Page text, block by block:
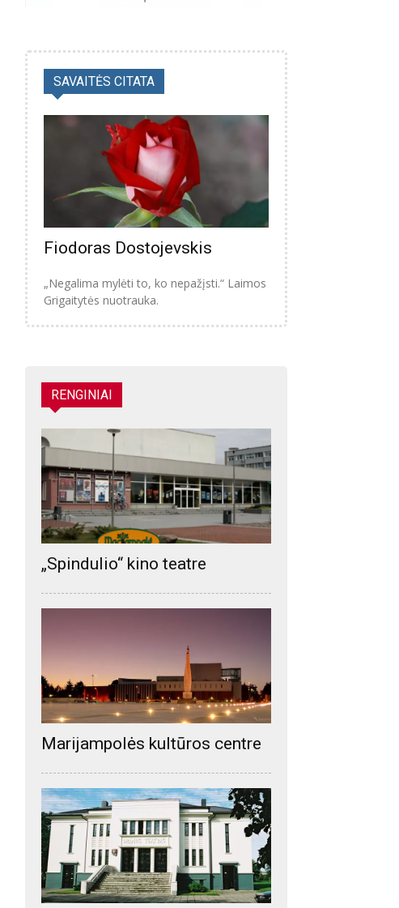
SAVAITĖS CITATA
Fiodoras Dostojevskis
„Negalima mylėti to, ko nepažįsti.“ Laimos
Grigaitytės nuotrauka.
RENGINIAI
„Spindulio“ kino teatre
Marijampolės kultūros centre